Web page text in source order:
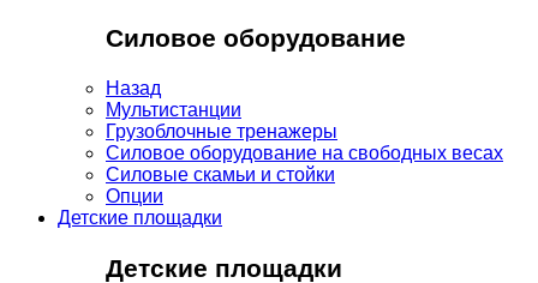
Силовое оборудование
Назад
Мультистанции
Грузоблочные тренажеры
Силовое оборудование на свободных весах
Силовые скамьи и стойки
Опции
Детские площадки
Детские площадки